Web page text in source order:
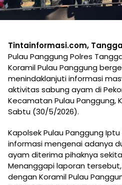
Tintainformasi.com,
Pulau Panggung Polres
Koramil Pulau Panggung
menindaklanjuti informasi
aktivitas sabung ayam di
Kecamatan Pulau Panggung,
Sabtu (30/5/2026).
Kapolsek Pulau Panggung
informasi mengenai adanya
ayam diterima pihaknya sekitar
Menanggapi laporan
dengan Koramil Pulau